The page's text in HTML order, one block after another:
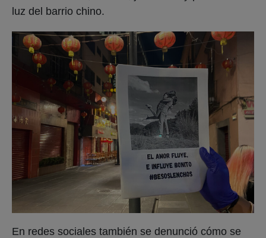
luz del barrio chino.
En redes sociales también se denunció cómo se